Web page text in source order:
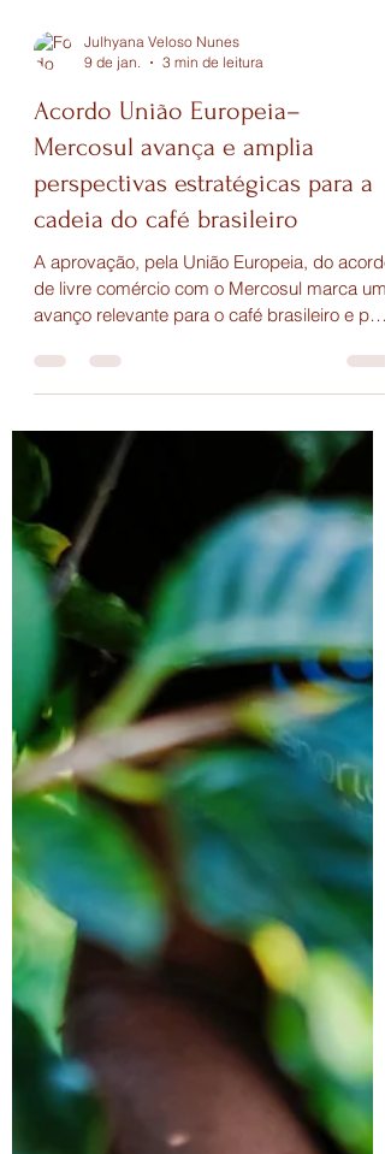
Julhyana Veloso Nunes
3 min de leitura
Acordo União Europeia–
Mercosul avança e amplia
perspectivas estratégicas para a
cadeia do café brasileiro
A aprovação, pela União Europeia, do acordo
de livre comércio com o Mercosul marca um
aguarda assinatura formal entre os blocos e
posterior ratificação pelos países envolvidos,
tende a fortalecer o posicionamento do Brasil
no mercado europeu, um dos destinos mais
estratégicos para o setor cafeeiro.